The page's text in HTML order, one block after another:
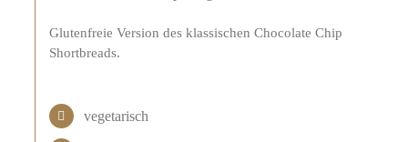
Glutenfreie Version des klassischen Chocolate Chip
Shortbreads.
vegetarisch